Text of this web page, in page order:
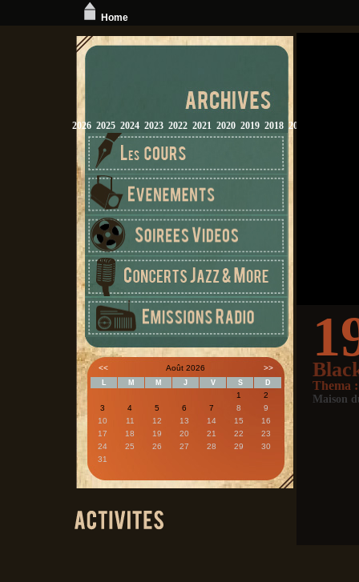
2026 2025 2024 2023 2022 2021 2020 2019 2018 2017
<< Août 2026 >>
L M M J V S D
1
2
3
4 5 6 7 8
9
10
11 12 13 14 15
16
17
18 19 20 21 22
23
24
25 26 27 28 29
30
31
Thema
Maison
Home